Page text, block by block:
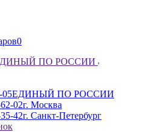
0
ПО РОССИИ
05ЕДИНЫЙ ПО РОССИИ
02г. Москва
42г. Санкт-Петербург